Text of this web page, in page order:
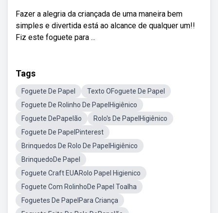
Fazer a alegria da criançada de uma maneira bem
simples e divertida está ao alcance de qualquer um!!
Fiz este foguete para ...
Tags
Foguete De Papel
Texto OFoguete De Papel
Foguete De Rolinho De PapelHigiênico
Foguete DePapelão
Rolo's De PapelHigiênico
Foguete De PapelPinterest
Brinquedos De Rolo De PapelHigiênico
BrinquedoDe Papel
Foguete Craft EUARolo Papel Higienico
Foguete Com RolinhoDe Papel Toalha
Foguetes De PapelPara Criança